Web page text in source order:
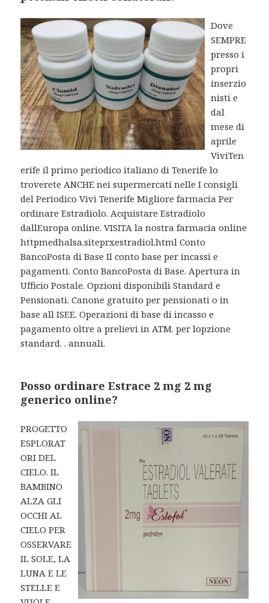
Dove
SEMPRE
presso i
propri
inserzio
nisti e
dal
mese di
aprile
ViviTen
erife il primo periodico italiano di Tenerife lo
troverete ANCHE nei supermercati nelle I consigli
del Periodico Vivi Tenerife Migliore farmacia Per
ordinare Estradiolo. Acquistare Estradiolo
dallEuropa online. VISITA la nostra farmacia online
httpmedhalsa.siteprxestradiol.html Conto
BancoPosta di Base Il conto base per incassi e
pagamenti. Conto BancoPosta di Base. Apertura in
Ufficio Postale. Opzioni disponibili Standard e
Pensionati. Canone gratuito per pensionati o in
base all ISEE. Operazioni di base di incasso e
pagamento oltre a prelievi in ATM. per lopzione
standard. . annuali.
Posso ordinare Estrace 2 mg 2 mg
generico online?
PROGETTO
ESPLORAT
ORI DEL
CIELO. IL
BAMBINO
ALZA GLI
OCCHI AL
CIELO PER
OSSERVARE
IL SOLE, LA
LUNA E LE
STELLE E